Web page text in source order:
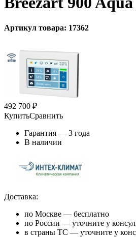
Артикул товара: 17362
492 700 ₽
КупитьСравнить
Гарантия — 3 года
В наличии
Доставка:
по Москве — бесплатно
по России — уточните у
в страны ТС — уточните у